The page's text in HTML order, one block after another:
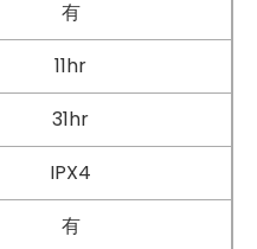
能
域
有
11hr
31hr
IPX4
有